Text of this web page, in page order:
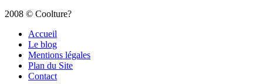
2008 © Coolture?
Accueil
Le blog
Mentions légales
Plan du Site
Contact